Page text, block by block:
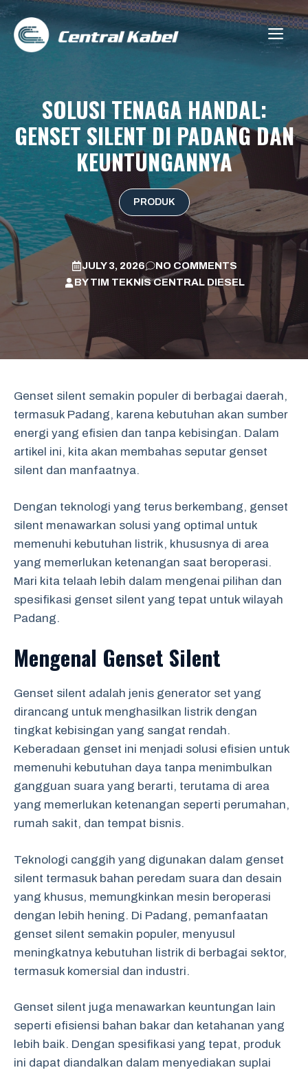
Skip
content
SOLUSI TENAGA HANDAL:
GENSET SILENT DI PADANG DAN
KEUNTUNGANNYA
PRODUK
JULY 3, 2026
NO COMMENTS
BYTIM TEKNIS CENTRAL DIESEL
Genset silent semakin populer di berbagai daerah,
termasuk Padang, karena kebutuhan akan sumber
energi yang efisien dan tanpa kebisingan. Dalam
artikel ini, kita akan membahas seputar genset
silent dan manfaatnya.
Dengan teknologi yang terus berkembang, genset
silent menawarkan solusi yang optimal untuk
memenuhi kebutuhan listrik, khususnya di area
yang memerlukan ketenangan saat beroperasi.
Mari kita telaah lebih dalam mengenai pilihan dan
spesifikasi genset silent yang tepat untuk wilayah
Padang.
Mengenal Genset Silent
Genset silent adalah jenis generator set yang
dirancang untuk menghasilkan listrik dengan
tingkat kebisingan yang sangat rendah.
Keberadaan genset ini menjadi solusi efisien untuk
memenuhi kebutuhan daya tanpa menimbulkan
gangguan suara yang berarti, terutama di area
yang memerlukan ketenangan seperti perumahan,
rumah sakit, dan tempat bisnis.
Teknologi canggih yang digunakan dalam genset
silent termasuk bahan peredam suara dan desain
yang khusus, memungkinkan mesin beroperasi
dengan lebih hening. Di Padang, pemanfaatan
genset silent semakin populer, menyusul
meningkatnya kebutuhan listrik di berbagai sektor,
termasuk komersial dan industri.
Genset silent juga menawarkan keuntungan lain
seperti efisiensi bahan bakar dan ketahanan yang
lebih baik. Dengan spesifikasi yang tepat, produk
ini dapat diandalkan dalam menyediakan suplai